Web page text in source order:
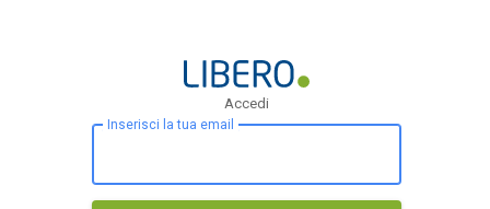
Accedi
Inserisci la tua email